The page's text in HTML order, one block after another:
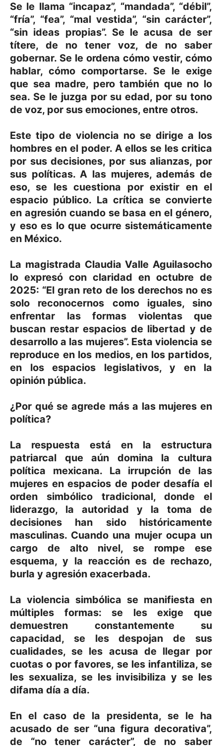
Se le llama “incapaz”, “mandada”, “débil”,
“fría”, “fea”, “mal vestida”, “sin carácter”,
“sin ideas propias”. Se le acusa de ser
títere, de no tener voz, de no saber
gobernar. Se le ordena cómo vestir, cómo
hablar, cómo comportarse. Se le exige
que sea madre, pero también que no lo
sea. Se le juzga por su edad, por su tono
de voz, por sus emociones, entre otros.
Este tipo de violencia no se dirige a los
hombres en el poder. A ellos se les critica
por sus decisiones, por sus alianzas, por
sus políticas. A las mujeres, además de
eso, se les cuestiona por existir en el
espacio público. La crítica se convierte
en agresión cuando se basa en el género,
y eso es lo que ocurre sistemáticamente
en México.
La magistrada Claudia Valle Aguilasocho
lo expresó con claridad en octubre de
2025: “El gran reto de los derechos no es
solo reconocernos como iguales, sino
enfrentar las formas violentas que
buscan restar espacios de libertad y de
desarrollo a las mujeres”. Esta violencia se
reproduce en los medios, en los partidos,
en los espacios legislativos, y en la
opinión pública.
¿Por qué se agrede más a las mujeres en
política?
La respuesta está en la estructura
patriarcal que aún domina la cultura
política mexicana. La irrupción de las
mujeres en espacios de poder desafía el
orden simbólico tradicional, donde el
liderazgo, la autoridad y la toma de
decisiones han sido históricamente
masculinas. Cuando una mujer ocupa un
cargo de alto nivel, se rompe ese
esquema, y la reacción es de rechazo,
burla y agresión exacerbada.
La violencia simbólica se manifiesta en
múltiples formas: se les exige que
demuestren constantemente su
capacidad, se les despojan de sus
cualidades, se les acusa de llegar por
cuotas o por favores, se les infantiliza, se
les sexualiza, se les invisibiliza y se les
difama día a día.
En el caso de la presidenta, se le ha
acusado de ser “una figura decorativa”,
de “no tener carácter”, de no saber